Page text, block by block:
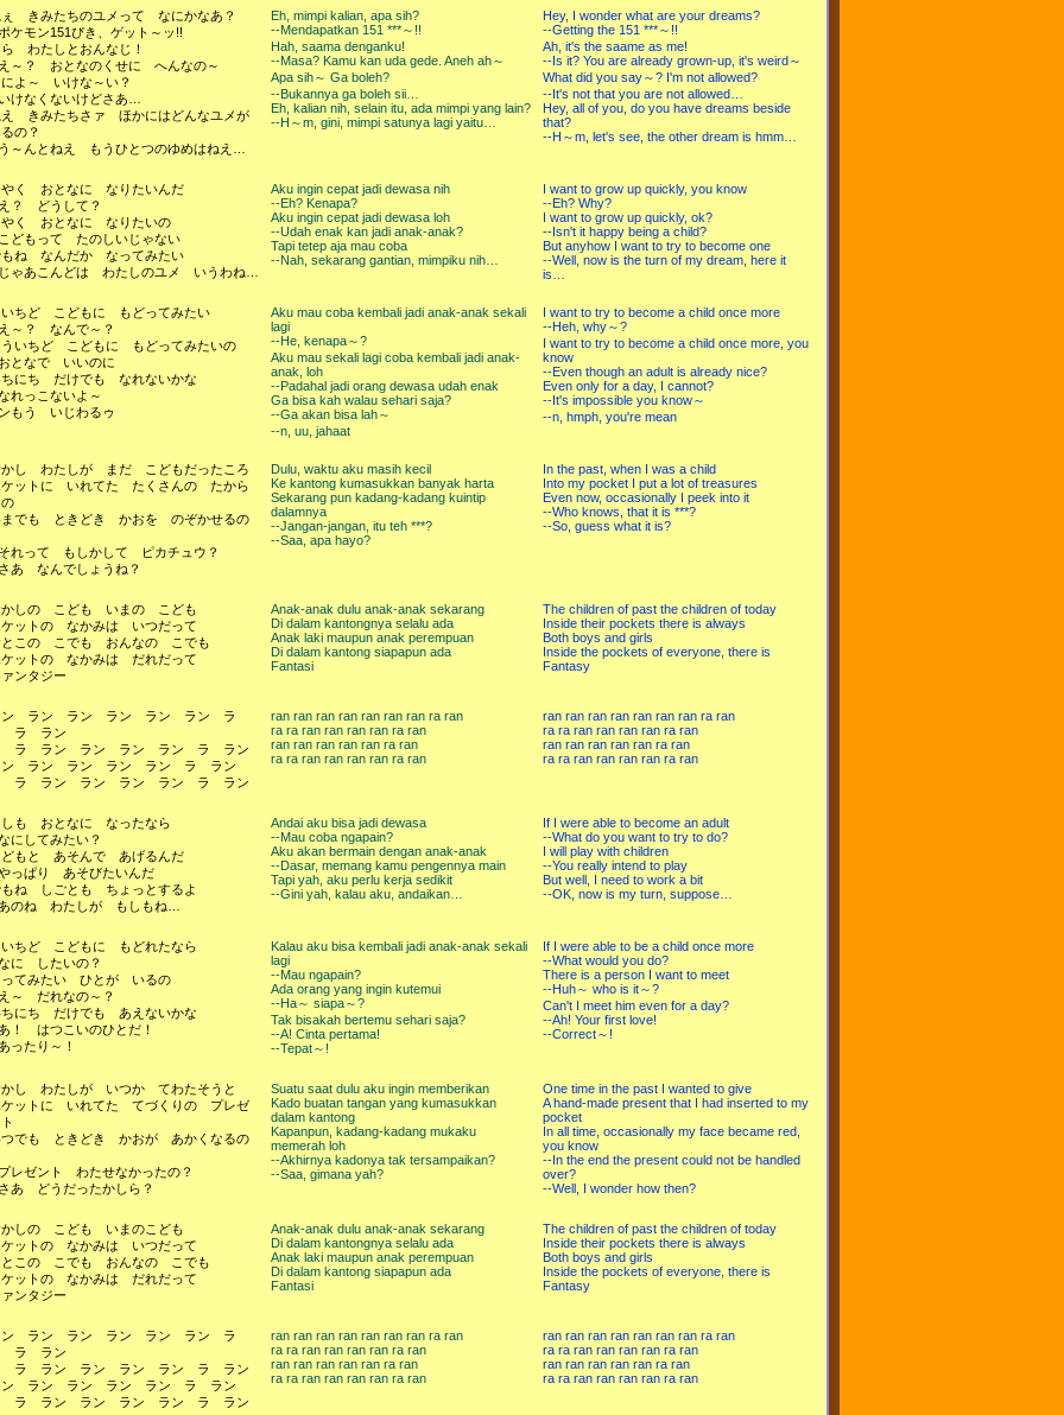
ぇ きみたちのユメって なにかなあ？
ケモン151ぴき、ゲット～ッ!!
ら わたしとおんなじ！
～？ おとなのくせに へんなの～
よ～ いけな～い？
けなくないけどさあ…
え きみたちさァ ほかにはどんなユメが
の？
～んとねえ もうひとつのゆめはねえ…
Eh, mimpi kalian, apa sih?
--Mendapatkan 151 ***～!!
Hah, saama denganku!
--Masa? Kamu kan uda gede. Aneh ah～
Apa sih～ Ga boleh?
--Bukannya ga boleh sii…
Eh, kalian nih, selain itu, ada mimpi yang lain?
--H～m, gini, mimpi satunya lagi yaitu…
Hey, I wonder what are your dreams?
--Getting the 151 ***～!!
Ah, it's the saame as me!
--Is it? You are already grown-up, it's weird～
What did you say～? I'm not allowed?
--It's not that you are not allowed…
Hey, all of you, do you have dreams beside
that?
--H～m, let's see, the other dream is hmm…
やく おとなに なりたいんだ
？ どうして？
やく おとなに なりたいの
どもって たのしいじゃない
もね なんだか なってみたい
ゃあこんどは わたしのユメ いうわね…
Aku ingin cepat jadi dewasa nih
--Eh? Kenapa?
Aku ingin cepat jadi dewasa loh
--Udah enak kan jadi anak-anak?
Tapi tetep aja mau coba
--Nah, sekarang gantian, mimpiku nih…
I want to grow up quickly, you know
--Eh? Why?
I want to grow up quickly, ok?
--Isn't it happy being a child?
But anyhow I want to try to become one
--Well, now is the turn of my dream, here it
is…
いちど こどもに もどってみたい
～？ なんで～？
ういちど こどもに もどってみたいの
となで いいのに
ちにち だけでも なれないかな
れっこないよ～
もう いじわるゥ
Aku mau coba kembali jadi anak-anak sekali
lagi
--He, kenapa～?
Aku mau sekali lagi coba kembali jadi anak-
anak, loh
--Padahal jadi orang dewasa udah enak
Ga bisa kah walau sehari saja?
--Ga akan bisa lah～
--n, uu, jahaat
I want to try to become a child once more
--Heh, why～?
I want to try to become a child once more, you
know
--Even though an adult is already nice?
Even only for a day, I cannot?
--It's impossible you know～
--n, hmph, you're mean
かし わたしが まだ こどもだったころ
ケットに いれてた たくさんの たから
の
までも ときどき かおを のぞかせるの
れって もしかして ピカチュウ？
あ なんでしょうね？
Dulu, waktu aku masih kecil
Ke kantong kumasukkan banyak harta
Sekarang pun kadang-kadang kuintip
dalamnya
--Jangan-jangan, itu teh ***?
--Saa, apa hayo?
In the past, when I was a child
Into my pocket I put a lot of treasures
Even now, occasionally I peek into it
--Who knows, that it is ***?
--So, guess what it is?
かしの こども いまの こども
ケットの なかみは いつだって
とこの こでも おんなの こでも
ケットの なかみは だれだって
ァンタジー
Anak-anak dulu anak-anak sekarang
Di dalam kantongnya selalu ada
Anak laki maupun anak perempuan
Di dalam kantong siapapun ada
Fantasi
The children of past the children of today
Inside their pockets there is always
Both boys and girls
Inside the pockets of everyone, there is
Fantasy
ン ラン ラン ラン ラン ラン ラ
ラ ラン
ラ ラン ラン ラン ラン ラ ラン
ン ラン ラン ラン ラン ラ ラン
ラ ラン ラン ラン ラン ラ ラン
ran ran ran ran ran ran ran ra ran
ra ra ran ran ran ran ra ran
ran ran ran ran ran ra ran
ra ra ran ran ran ran ra ran
ran ran ran ran ran ran ran ra ran
ra ra ran ran ran ran ra ran
ran ran ran ran ran ra ran
ra ra ran ran ran ran ra ran
しも おとなに なったなら
にしてみたい？
どもと あそんで あげるんだ
っぱり あそびたいんだ
もね しごとも ちょっとするよ
のね わたしが もしもね…
Andai aku bisa jadi dewasa
--Mau coba ngapain?
Aku akan bermain dengan anak-anak
--Dasar, memang kamu pengennya main
Tapi yah, aku perlu kerja sedikit
--Gini yah, kalau aku, andaikan…
If I were able to become an adult
--What do you want to try to do?
I will play with children
--You really intend to play
But well, I need to work a bit
--OK, now is my turn, suppose…
いちど こどもに もどれたなら
に したいの？
ってみたい ひとが いるの
～ だれなの～？
ちにち だけでも あえないかな
！ はつこいのひとだ！
ったり～！
Kalau aku bisa kembali jadi anak-anak sekali
lagi
--Mau ngapain?
Ada orang yang ingin kutemui
--Ha～ siapa～?
Tak bisakah bertemu sehari saja?
--A! Cinta pertama!
--Tepat～!
If I were able to be a child once more
--What would you do?
There is a person I want to meet
--Huh～ who is it～?
Can't I meet him even for a day?
--Ah! Your first love!
--Correct～!
かし わたしが いつか てわたそうと
ケットに いれてた てづくりの プレゼ
つでも ときどき かおが あかくなるの
レゼント わたせなかったの？
あ どうだったかしら？
Suatu saat dulu aku ingin memberikan
Kado buatan tangan yang kumasukkan
dalam kantong
Kapanpun, kadang-kadang mukaku
memerah loh
--Akhirnya kadonya tak tersampaikan?
--Saa, gimana yah?
One time in the past I wanted to give
A hand-made present that I had inserted to my
pocket
In all time, occasionally my face became red,
you know
--In the end the present could not be handled
over?
--Well, I wonder how then?
かしの こども いまのこども
ケットの なかみは いつだって
とこの こでも おんなの こでも
ケットの なかみは だれだって
ァンタジー
Anak-anak dulu anak-anak sekarang
Di dalam kantongnya selalu ada
Anak laki maupun anak perempuan
Di dalam kantong siapapun ada
Fantasi
The children of past the children of today
Inside their pockets there is always
Both boys and girls
Inside the pockets of everyone, there is
Fantasy
ン ラン ラン ラン ラン ラン ラ
ラ ラン
ラ ラン ラン ラン ラン ラ ラン
ン ラン ラン ラン ラン ラ ラン
ラ ラン ラン ラン ラン ラ ラン
ran ran ran ran ran ran ran ra ran
ra ra ran ran ran ran ra ran
ran ran ran ran ran ra ran
ra ra ran ran ran ran ra ran
ran ran ran ran ran ran ran ra ran
ra ra ran ran ran ran ra ran
ran ran ran ran ran ra ran
ra ra ran ran ran ran ra ran